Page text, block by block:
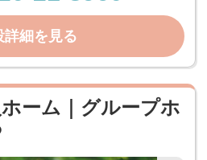
詳細を見る
ーム｜グループホ